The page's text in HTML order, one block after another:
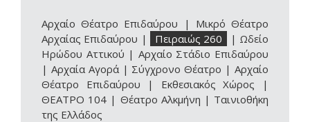
Αρχαίο Θέατρο Επιδαύρου | Μικρό Θέατρο
Αρχαίας Επιδαύρου | Πειραιώς 260 | Ωδείο
Ηρώδου Αττικού | Αρχαίο Στάδιο Επιδαύρου
| Αρχαία Αγορά| Σύγχρονο Θέατρο |Αρχαίο
Θέατρο Επιδαύρου | Εκθεσιακός Χώρος |
ΘΕΑΤΡΟ 104 | Θέατρο Αλκμήνη | Ταινιοθήκη
της Ελλάδος